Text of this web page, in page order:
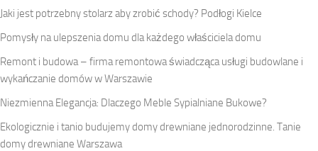
Jaki jest potrzebny stolarz aby zrobić schody? Podłogi Kielce
Pomysły na ulepszenia domu dla każdego właściciela domu
Remont i budowa – firma remontowa świadcząca usługi budowlane i
wykańczanie domów w Warszawie
Niezmienna Elegancja: Dlaczego Meble Sypialniane Bukowe?
Ekologicznie i tanio budujemy domy drewniane jednorodzinne. Tanie
domy drewniane Warszawa